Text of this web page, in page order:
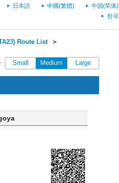
日本語 中國(繁體)
中国(简体)
한국
Route List＞
Small Medium Large